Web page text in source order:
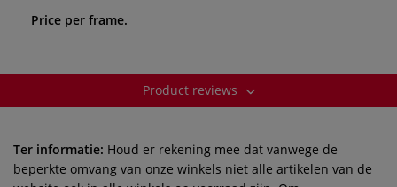
Price per frame.
Product reviews
Ter informatie: Houd er rekening mee dat vanwege de
beperkte omvang van onze winkels niet alle artikelen van de